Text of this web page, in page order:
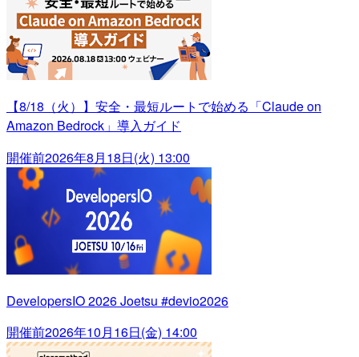
【8/18（火）】安全・最短ルートで始める「Claude on
Amazon Bedrock」導入ガイド
開催前2026年8月18日(火) 13:00
DevelopersIO 2026 Joetsu #devio2026
開催前2026年10月16日(金) 14:00